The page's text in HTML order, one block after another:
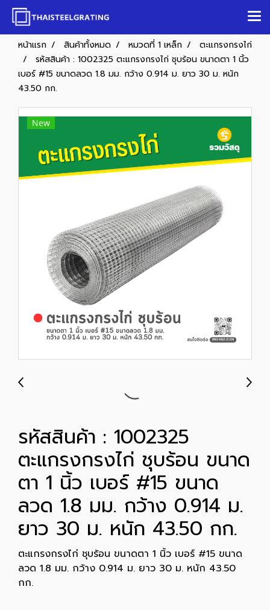
หน้าแรก สินค้าทั้งหมด หมวดที่ 1 เหล็ก
ตะแกรงกรงไก่
รหัสสินค้า : 1002325 ตะแกรงกรงไก่ ชุบร้อน ขนาดตา 1 นิ้ว
เบอร์ #15 ขนาดลวด 1.8 มม. กว้าง 0.914 ม. ยาว 30 ม. หนัก
43.50 กก.
New
รหัสสินค้า : 1002325
ตะแกรงกรงไก่ ชุบร้อน ขนาด
ตา 1 นิ้ว เบอร์ #15 ขนาด
ลวด 1.8 มม. กว้าง 0.914 ม.
ยาว 30 ม. หนัก 43.50 กก.
ตะแกรงกรงไก่ ชุบร้อน ขนาดตา 1 นิ้ว เบอร์ #15 ขนาด
ลวด 1.8 มม. กว้าง 0.914 ม. ยาว 30 ม. หนัก 43.50
กก.